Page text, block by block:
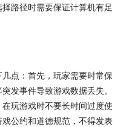
路径时需要保证计算机有足
点：首先，玩家需要时常保
发事件导致游戏数据丢失。
玩游戏时不要长时间过度使
公约和道德规范，不得发表